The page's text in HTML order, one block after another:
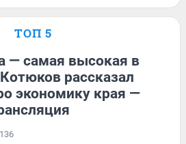
ТОП 5
— самая высокая в
рассказал
экономику края —
136